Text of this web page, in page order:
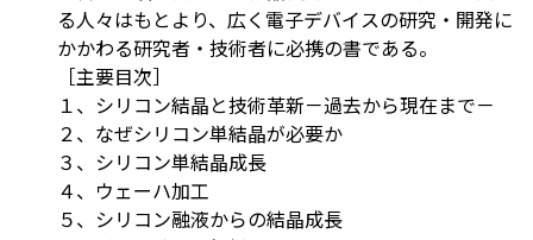
る人々はもとより、広く電子デバイスの研究・開発に
かかわる研究者・技術者に必携の書である。
［主要目次］
１、シリコン結晶と技術革新－過去から現在まで－
２、なぜシリコン単結晶が必要か
３、シリコン単結晶成長
４、ウェーハ加工
５、シリコン融液からの結晶成長